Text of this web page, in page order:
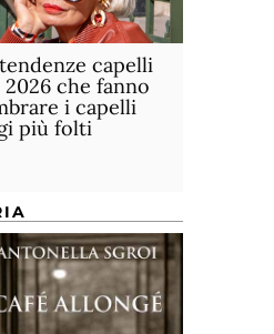
capelli
che fanno
i capelli
più folti